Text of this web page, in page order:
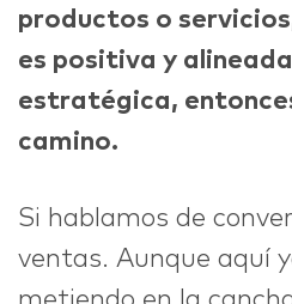
productos o
es positiva y
estratégica,
camino.
Si hablamos de
ventas. Aunque aquí